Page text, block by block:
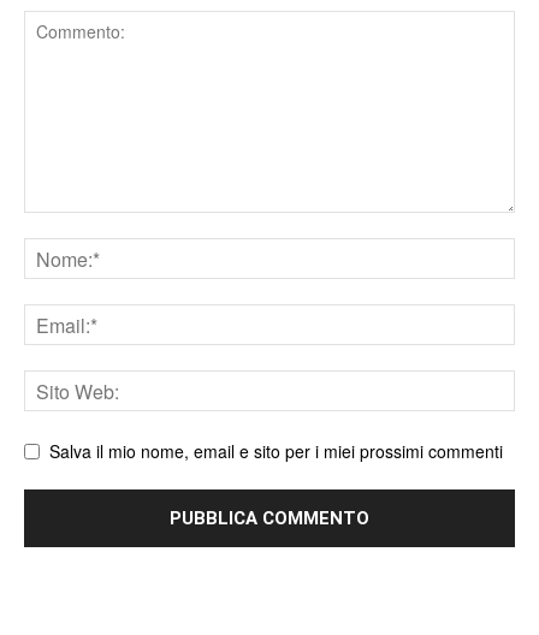
Comment
Nome
Email
Sito
web
Salva il mio nome, email e sito per i miei prossimi commenti